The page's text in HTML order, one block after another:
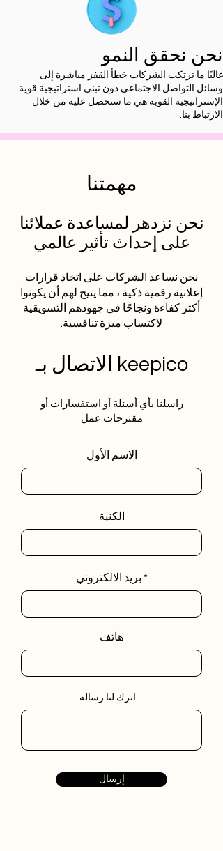
نحن نحقق النمو
غالبًا ما ترتكب الشركات خطأ القفز مباشرة إلى
وسائل التواصل الاجتماعي دون تبني استراتيجية قوية.
الإستراتيجية القوية هي ما ستحصل عليه من خلال
الارتباط بنا.
مهمتنا
نحن نزدهر لمساعدة عملائنا
على إحداث تأثير عالمي
نحن نساعد الشركات على اتخاذ قرارات
إعلانية رقمية ذكية ، مما يتيح لهم أن يكونوا
أكثر كفاءة ونجاحًا في جهودهم التسويقية
لاكتساب ميزة تنافسية.
الاتصال بـ keepico
راسلنا بأي أسئلة أو استفسارات أو
مقترحات عمل
الاسم الأول
الكنية
بريد الالكتروني
هاتف
اترك لنا رسالة ...
إرسال